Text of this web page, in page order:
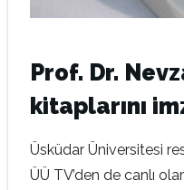
Prof. Dr.
kitaplarını
Üsküdar Üniversitesi
ÜÜ TV’den de canlı